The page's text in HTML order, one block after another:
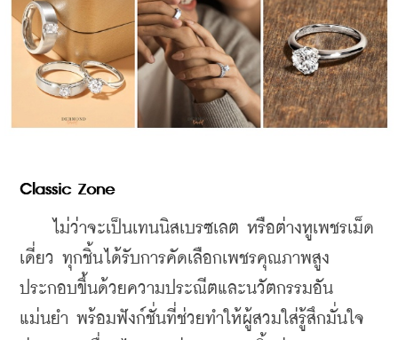
Classic Zone
ไม่ว่าจะเป็นเทนนิสเบรซเลต หรือต่างหูเพชรเม็ด
เดี่ยว ทุกชิ้นได้รับการคัดเลือกเพชรคุณภาพสูง
ประกอบขึ้นด้วยความประณีตและนวัตกรรมอัน
แม่นยำ พร้อมฟังก์ชั่นที่ช่วยทำให้ผู้สวมใส่รู้สึกมั่นใจ